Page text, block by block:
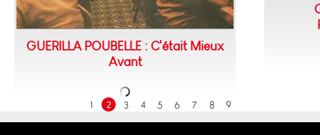
GUERILLA POUBELLE : C'était Mieux
Avant
1 2 3 4 5 6 7 8 9